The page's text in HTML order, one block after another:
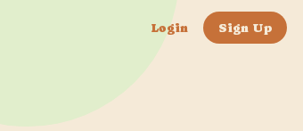
Login Sign Up